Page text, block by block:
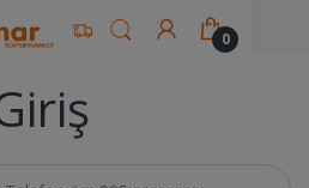
0
Giriş